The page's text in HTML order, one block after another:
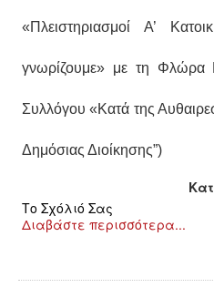
«Πλειστηριασμοί Α’
γνωρίζουμε» με τη Φλώρα
Συλλόγου «Κατά της
Δημόσιας Διοίκησης”)
Το Σχόλιό Σας
Διαβάστε περισσότερα...